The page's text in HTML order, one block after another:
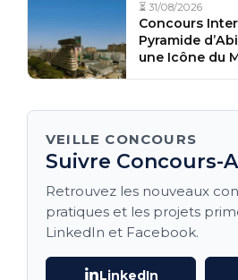
⏳ 31/08/2026
Concours
Pyramide
une Icône du
VEILLE CONCOURS
Suivre Concours-
Retrouvez les nouveaux
pratiques et les projets
LinkedIn et Facebook.
LinkedIn